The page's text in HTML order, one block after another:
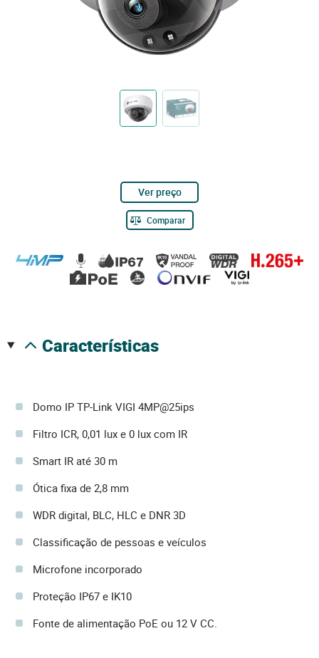
Ver preço
Comparar
características
Domo IP TP-Link VIGI 4MP@25ips
Filtro ICR, 0,01 lux e 0 lux com IR
Smart IR até 30 m
Ótica fixa de 2,8 mm
WDR digital, BLC, HLC e DNR 3D
Classificação de pessoas e veículos
Microfone incorporado
Proteção IP67 e IK10
Fonte de alimentação PoE ou 12 V CC.